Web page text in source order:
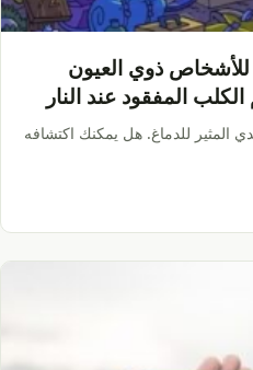
ذوي العيون
المفقود عند النار
المثير للدماغ. هل يمكنك اكتشافه